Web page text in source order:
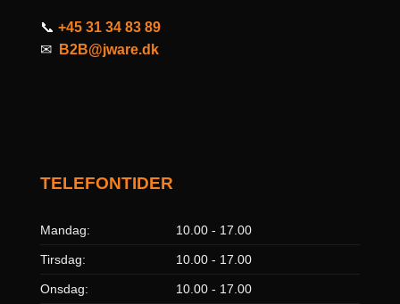
📞 +45 31 34 83 89
✉
B2B@jware.dk
TELEFONTIDER
Mandag: 10.00 - 17.00
Tirsdag: 10.00 - 17.00
Onsdag: 10.00 - 17.00